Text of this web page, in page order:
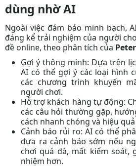
dùng nhờ AI
Ngoài việc đảm bảo minh bạch,
đáng kể trải nghiệm của người
đề online, theo phân tích của
Gợi ý thông minh: Dựa trên
AI có thể gợi ý các loại hình
các chương trình khuyến
người chơi.
Hỗ trợ khách hàng tự động:
các câu hỏi thường gặp,
cách nhanh chóng và hiệu
Cảnh báo rủi ro: AI có thể
đưa ra cảnh báo sớm nếu
chơi quá đà, mất kiểm soát,
nhiệm hơn.